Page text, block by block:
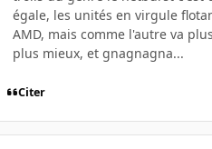
égale, les unités en virgule
AMD, mais comme l'autre va
plus mieux, et gnagnagna...
Citer